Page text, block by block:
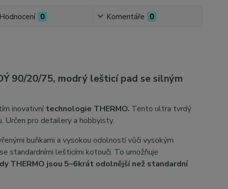
Hodnocení 0 Komentáře 0
90/20/75, modrý lešticí pad se silným
inovativnítechnologie THERMO. Tento ultra tvrdý
Určen pro detailery a hobbyisty.
buňkami a vysokou odolností vůči vysokým
standardními lešticími kotouči. To umožňuje
THERMO jsou 5–6krát odolnější než standardní